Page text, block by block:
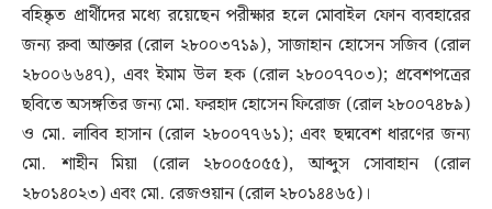
বহিষ্কৃত প্রার্থীদের মধ্যে রয়েছেন পরীক্ষার হলে মোবাইল ফোন ব্যবহারের
জন্য রুবা আক্তার (রোল ২৮০০৩৭১৯), সাজাহান হোসেন সজিব (রোল
২৮০০৬৬৪৭), এবং ইমাম উল হক (রোল ২৮০০৭৭০৩); প্রবেশপত্রের
ছবিতে অসঙ্গতির জন্য মো. ফরহাদ হোসেন ফিরোজ (রোল ২৮০০৭৪৮৯)
ও মো. লাবিব হাসান (রোল ২৮০০৭৭৬১); এবং ছদ্মবেশ ধারণের জন্য
মো. শাহীন মিয়া (রোল ২৮০০৫০৫৫), আব্দুস সোবাহান (রোল
২৮০১৪০২৩) এবং মো. রেজওয়ান (রোল ২৮০১৪৪৬৫)।